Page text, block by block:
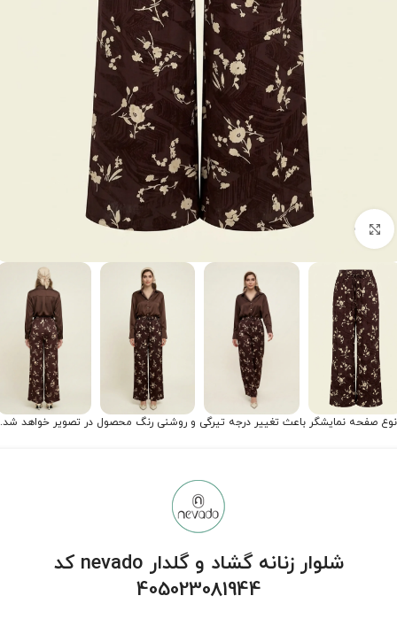
برای بزرگنمایی کلیک کنید
نوع صفحه نمایشگر باعث تغییر درجه تیرگی و روشنی رنگ محصول در تصویر خواهد شد.
شلوار زنانه گشاد و گلدار nevado کد
405023081944